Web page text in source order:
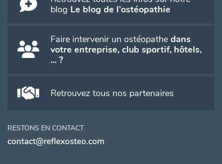
blog Le blog de l'ostéopathie
Faire intervenir un ostéopathe dans
votre entreprise, club sportif, hôtels,
... ?
Retrouvez tous nos partenaires
RESTONS EN CONTACT
contact@reflexosteo.com